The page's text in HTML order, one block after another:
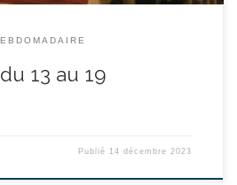
13 au 19
Publié 14 décembre 2023